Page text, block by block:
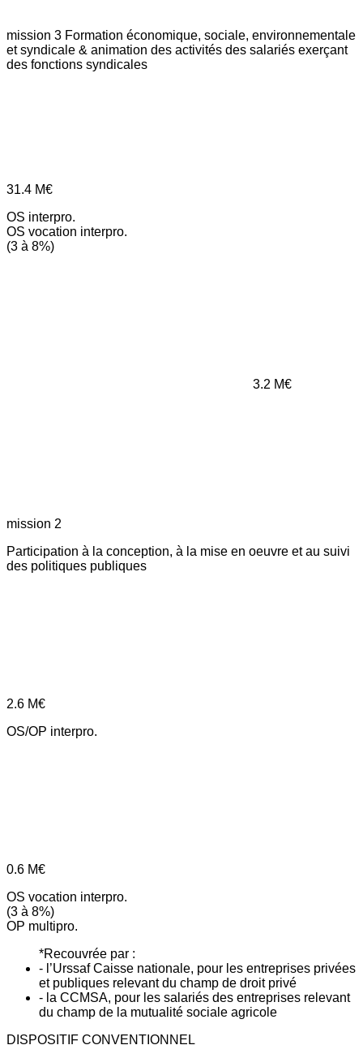
mission 3 Formation économique, sociale, environnementale
et syndicale & animation des activités des salariés exerçant
des fonctions syndicales
31.4 M€
OS interpro.
OS vocation interpro.
(3 à 8%)
3.2 M€
mission 2
Participation à la conception, à la mise en oeuvre et au suivi
des politiques publiques
2.6 M€
OS/OP interpro.
0.6 M€
OS vocation interpro.
(3 à 8%)
OP multipro.
*Recouvrée par :
- l’Urssaf Caisse nationale, pour les entreprises privées
et publiques relevant du champ de droit privé
- la CCMSA, pour les salariés des entreprises relevant
du champ de la mutualité sociale agricole
DISPOSITIF CONVENTIONNEL